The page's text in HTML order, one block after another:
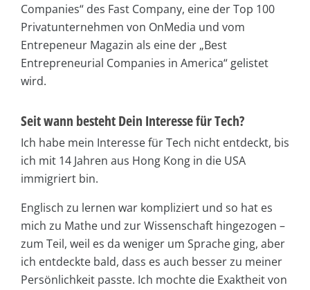
Companies“ des Fast Company, eine der Top 100
Privatunternehmen von OnMedia und vom
Entrepeneur Magazin als eine der „Best
Entrepreneurial Companies in America“ gelistet
wird.
Seit wann besteht Dein Interesse für Tech?
Ich habe mein Interesse für Tech nicht entdeckt, bis
ich mit 14 Jahren aus Hong Kong in die USA
immigriert bin.
Englisch zu lernen war kompliziert und so hat es
mich zu Mathe und zur Wissenschaft hingezogen –
zum Teil, weil es da weniger um Sprache ging, aber
ich entdeckte bald, dass es auch besser zu meiner
Persönlichkeit passte. Ich mochte die Exaktheit von